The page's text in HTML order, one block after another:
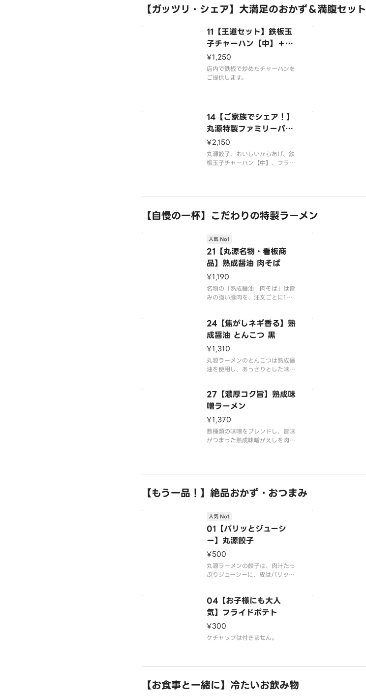
※写真はイメージです
【ガッツリ・シェア】大満足のおかず＆満腹セット
11【王道セット】鉄板玉
子チャーハン【中】＋丸
源餃子
¥1,250
店内で鉄板で炒めたチャーハンを
ご提供します。
14【ご家族でシェア！】
丸源特製ファミリーパッ
ク
¥2,150
丸源餃子、おいしいからあげ、鉄
板玉子チャーハン【中】、フライ
ケチャップは付きません。
【自慢の一杯】こだわりの特製ラーメン
21【丸源名物・看板商
品】熟成醤油 肉そば
人気 No1
¥1,190
名物の「熟成醤油 肉そば」は旨
みの強い豚肉を、注文ごとに1杯1
です
※写真はイメージです（容器代2
0円を含みます）
24【焦がしネギ香る】熟
成醤油 とんこつ 黒
¥1,310
丸源ラーメンのとんこつは熟成醤
油を使用し、あっさりとした味の
熟成醤油とんこつに焦がしねぎマ
ー油が入ったやみつきになる1品
※写真はイメージです（容器代2
0円を含みます）
27【濃厚コク旨】熟成味
噌ラーメン
¥1,370
数種類の味噌をブレンドし、旨味
がつまった熟成味噌がえしを肉そ
ぴったりで食べ応えのある1杯で
※海苔はつきません
【もう一品！】絶品おかず・おつまみ
01【パリッとジューシ
ー】丸源餃子
人気 No1
¥500
丸源ラーメンの餃子は、肉汁たっ
ぷりジューシーに、皮はパリッと
04【お子様にも大人
気】フライドポテト
¥300
ケチャップは付きません。
【お食事と一緒に】冷たいお飲み物